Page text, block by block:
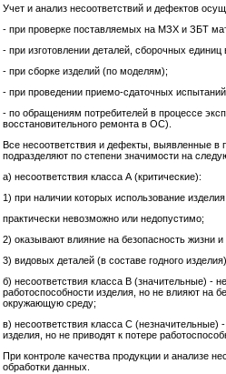
Учет и анализ несоответствий и дефектов
- при проверке поставляемых на МЗХ и ЗБТ
- при изготовлении деталей, сборочных единиц
- при сборке изделий (по моделям);
- при проведении приемо-сдаточных
- по обращениям потребителей в процессе
восстановительного ремонта в ОС).
Все несоответствия и дефекты, выявленные в
подразделяют по степени значимости на
а) несоответствия класса А (критические):
1) при наличии которых использование
практически невозможно или недопустимо;
2) оказывают влияние на безопасность жизни
3) видовых деталей (в составе годного
б) несоответствия класса В (значительные) -
работоспособности изделия, но не влияют на
окружающую среду;
в) несоответствия класса С (незначительные)
изделия, но не приводят к потере
При контроле качества продукции и анализе
обработки данных.